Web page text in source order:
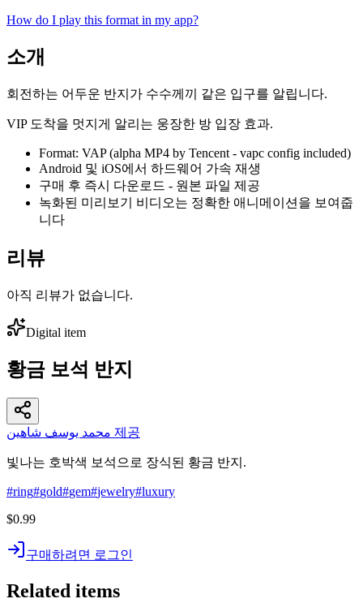
How do I play this format in my app?
소개
회전하는 어두운 반지가 수수께끼 같은 입구를 알립니다.
VIP 도착을 멋지게 알리는 웅장한 방 입장 효과.
Format: VAP (alpha MP4 by Tencent - vapc config included)
Android 및 iOS에서 하드웨어 가속 재생
구매 후 즉시 다운로드 - 원본 파일 제공
녹화된 미리보기 비디오는 정확한 애니메이션을 보여줍
니다
리뷰
아직 리뷰가 없습니다.
Digital item
황금 보석 반지
محمد يوسف شاهين 제공
빛나는 호박색 보석으로 장식된 황금 반지.
#ring#gold#gem#jewelry#luxury
$0.99
구매하려면 로그인
Related items